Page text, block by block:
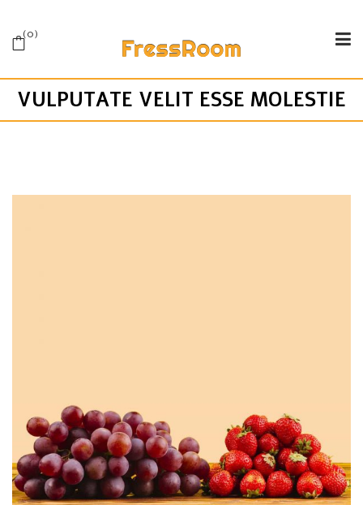
0
VULPUTATE VELIT ESSE MOLESTIE